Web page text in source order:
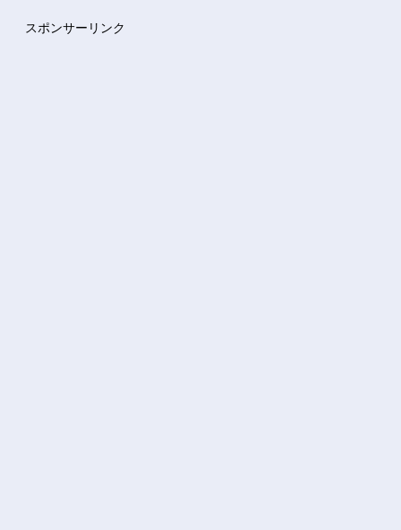
スポンサーリンク